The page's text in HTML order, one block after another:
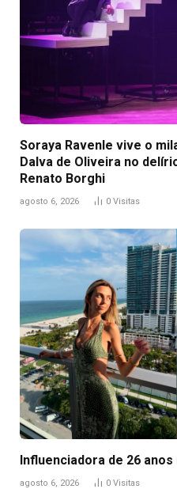
Soraya Ravenle vive o
Dalva de Oliveira no
Renato Borghi
agosto 6, 2026 0 Visitas
Influenciadora de 26
agosto 6, 2026 0 Visitas